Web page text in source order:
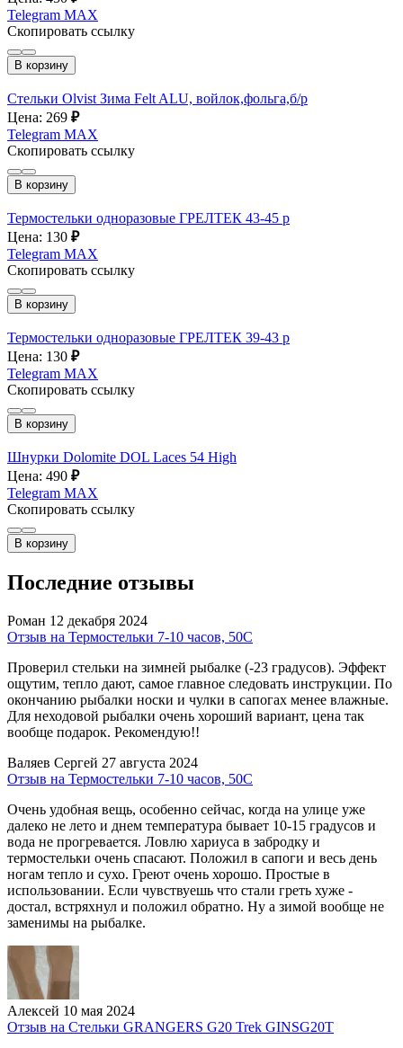
Telegram MAX
Скопировать ссылку
В корзину
Стельки Olvist Зима Felt ALU, войлок,фольга,б/р
Цена: 269 ₽
Telegram MAX
Скопировать ссылку
В корзину
Термостельки одноразовые ГРЕЛТЕК 43-45 р
Цена: 130 ₽
Telegram MAX
Скопировать ссылку
В корзину
Термостельки одноразовые ГРЕЛТЕК 39-43 р
Цена: 130 ₽
Telegram MAX
Скопировать ссылку
В корзину
Шнурки Dolomite DOL Laces 54 High
Цена: 490 ₽
Telegram MAX
Скопировать ссылку
В корзину
Последние отзывы
Роман 12 декабря 2024
Отзыв на Термостельки 7-10 часов, 50С
Проверил стельки на зимней рыбалке (-23 градусов). Эффект
ощутим, тепло дают, самое главное следовать инструкции. По
окончанию рыбалки носки и чулки в сапогах менее влажные.
Для неходовой рыбалки очень хороший вариант, цена так
вообще подарок. Рекомендую!!
Валяев Сергей 27 августа 2024
Отзыв на Термостельки 7-10 часов, 50С
Очень удобная вещь, особенно сейчас, когда на улице уже
далеко не лето и днем температура бывает 10-15 градусов и
вода не прогревается. Ловлю хариуса в забродку и
термостельки очень спасают. Положил в сапоги и весь день
ногам тепло и сухо. Греют очень хорошо. Простые в
использовании. Если чувствуешь что стали греть хуже -
достал, встряхнул и положил обратно. Ну а зимой вообще не
заменимы на рыбалке.
Алексей 10 мая 2024
Отзыв на Стельки GRANGERS G20 Trek GINSG20T